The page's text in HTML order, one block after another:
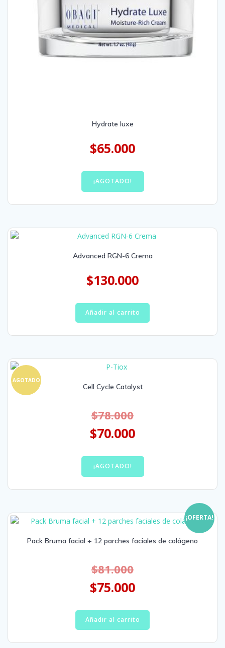
Hydrate luxe
$65.000
¡AGOTADO!
Advanced RGN-6 Crema
$130.000
Añadir al carrito
AGOTADO
Cell Cycle Catalyst
$78.000
$70.000
¡AGOTADO!
¡OFERTA!
Pack Bruma facial + 12 parches faciales de colágeno
$81.000
$75.000
Añadir al carrito